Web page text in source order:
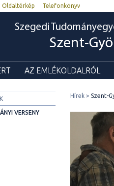
Oldaltérkép Telefonkönyv
Szegedi
Szent-
AZ EMLÉKOLDALRÓL
VERSENY
Hírek Szent-